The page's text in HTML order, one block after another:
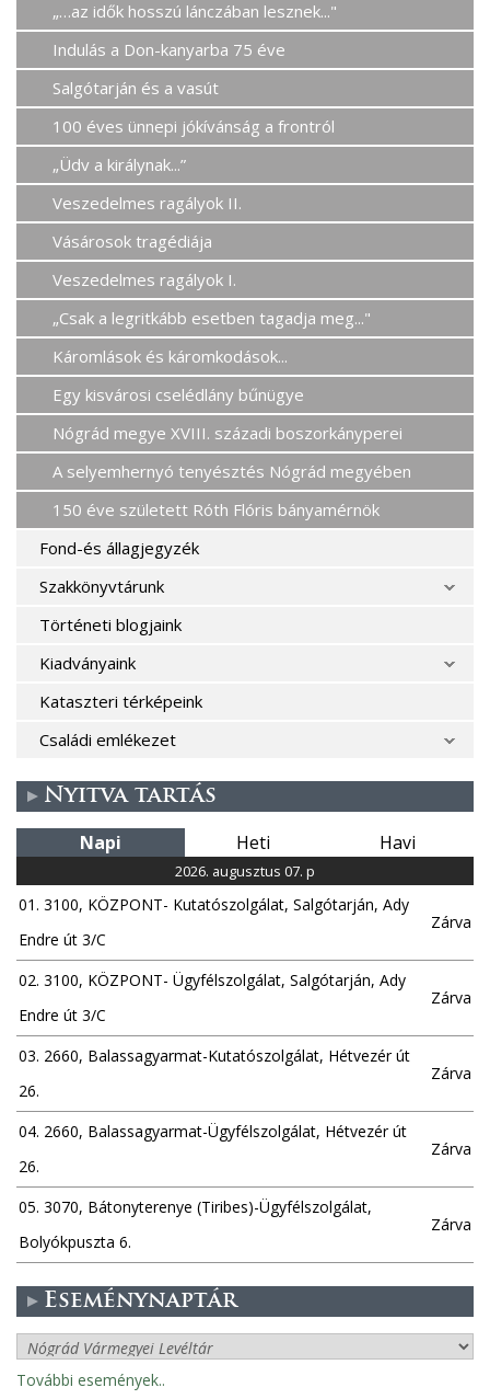
„…az idők hosszú lánczában lesznek..."
Indulás a Don-kanyarba 75 éve
Salgótarján és a vasút
100 éves ünnepi jókívánság a frontról
„Üdv a királynak...”
Veszedelmes ragályok II.
Vásárosok tragédiája
Veszedelmes ragályok I.
„Csak a legritkább esetben tagadja meg..."
Káromlások és káromkodások...
Egy kisvárosi cselédlány bűnügye
Nógrád megye XVIII. századi boszorkányperei
A selyemhernyó tenyésztés Nógrád megyében
150 éve született Róth Flóris bányamérnök
Fond-és állagjegyzék
Szakkönyvtárunk
Történeti blogjaink
Kiadványaink
Kataszteri térképeink
Családi emlékezet
Nyitva tartás
Napi Heti Havi
2026. augusztus 07. p
01. 3100, KÖZPONT- Kutatószolgálat, Salgótarján, Ady
Endre út 3/C
Zárva
02. 3100, KÖZPONT- Ügyfélszolgálat, Salgótarján, Ady
Endre út 3/C
Zárva
03. 2660, Balassagyarmat-Kutatószolgálat, Hétvezér út
26.
Zárva
04. 2660, Balassagyarmat-Ügyfélszolgálat, Hétvezér út
26.
Zárva
05. 3070, Bátonyterenye (Tiribes)-Ügyfélszolgálat,
Bolyókpuszta 6.
Zárva
Eseménynaptár
További események..